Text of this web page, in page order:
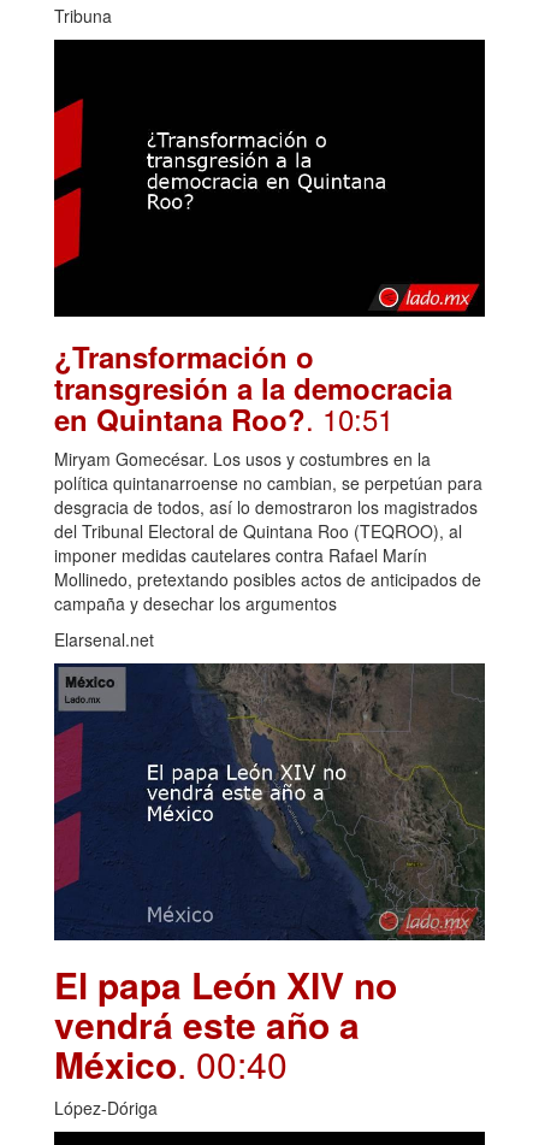
Tribuna
¿Transformación o
transgresión a la democracia
en Quintana Roo?. 10:51
Miryam Gomecésar. Los usos y costumbres en la
política quintanarroense no cambian, se perpetúan para
desgracia de todos, así lo demostraron los magistrados
del Tribunal Electoral de Quintana Roo (TEQROO), al
imponer medidas cautelares contra Rafael Marín
Mollinedo, pretextando posibles actos de anticipados de
campaña y desechar los argumentos
Elarsenal.net
El papa León XIV no
vendrá este año a
México. 00:40
López-Dóriga